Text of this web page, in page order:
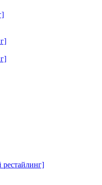
рестайлинг]